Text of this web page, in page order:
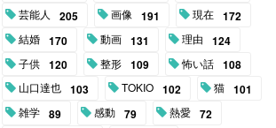
芸能人 205 画像 191 現在 172
結婚 170 動画 131 理由 124
子供 120 整形 109 怖い話 108
山口達也 103 TOKIO 102 猫 101
雑学 89 感動 79 熱愛 72